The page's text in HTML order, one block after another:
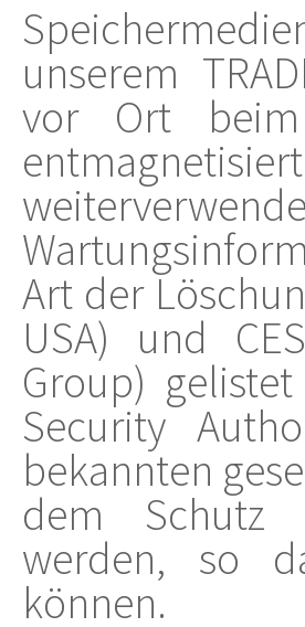
unserem
vor Ort
Art der
USA) und
Group)
Security
bekannten
dem Schutz
werden, so
können.